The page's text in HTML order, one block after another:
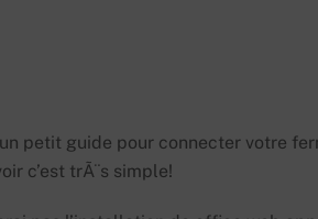
petit guide pour connecter votre
c’est trÃ¨s simple!